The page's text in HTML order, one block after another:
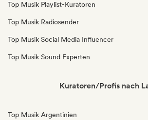
Top Musik Playlist-Kuratoren
Top Musik Radiosender
Top Musik Social Media Influencer
Top Musik Sound Experten
Kuratoren/Profis nach
Top Musik Argentinien